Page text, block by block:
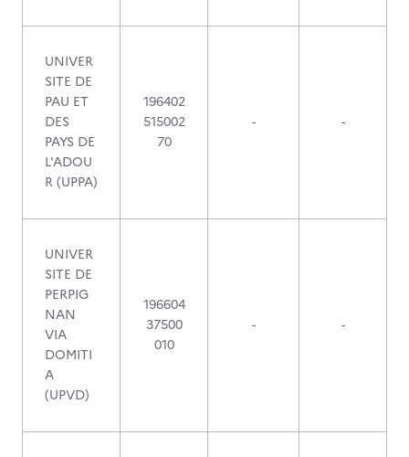
UNIVER
SITE DE
PAU ET
DES
PAYS DE
L'ADOU
R (UPPA)
196402
515002
70
- -
UNIVER
SITE DE
PERPIG
NAN
VIA
DOMITI
A
(UPVD)
196604
37500
010
- -